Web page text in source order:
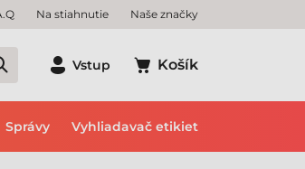
Na stiahnutie Naše značky
Vstup Košík
Správy Vyhliadavač etikiet